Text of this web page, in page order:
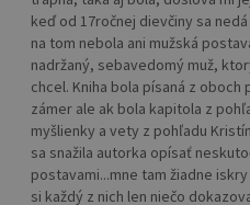
keď od 17ročnej dievčiny sa
na tom nebola ani mužská
nadržaný, sebavedomý muž,
chcel. Kniha bola písaná z
zámer ale ak bola kapitola z
myšlienky a vety z pohľadu
sa snažila autorka opísať
postavami...mne tam žiadne
si každý z nich len niečo